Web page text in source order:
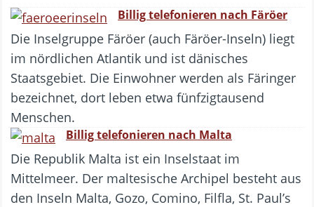
Billig telefonieren nach Färöer
Die Inselgruppe Färöer (auch Färöer-Inseln) liegt
im nördlichen Atlantik und ist dänisches
Staatsgebiet. Die Einwohner werden als Färinger
bezeichnet, dort leben etwa fünfzigtausend
Menschen.
Billig telefonieren nach Malta
Die Republik Malta ist ein Inselstaat im
Mittelmeer. Der maltesische Archipel besteht aus
den Inseln Malta, Gozo, Comino, Filfla, St. Paul’s